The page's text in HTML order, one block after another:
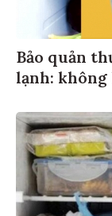
Bảo quản
lạnh: không